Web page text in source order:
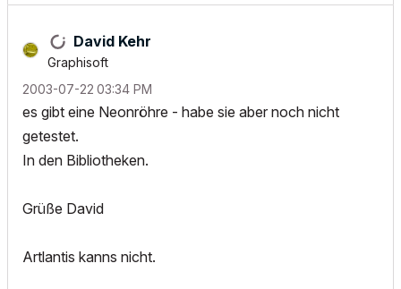
David Kehr
Graphisoft
‎2003-07-22 03:34 PM
es gibt eine Neonröhre - habe sie aber noch nicht
getestet.
In den Bibliotheken.
Grüße David
Artlantis kanns nicht.